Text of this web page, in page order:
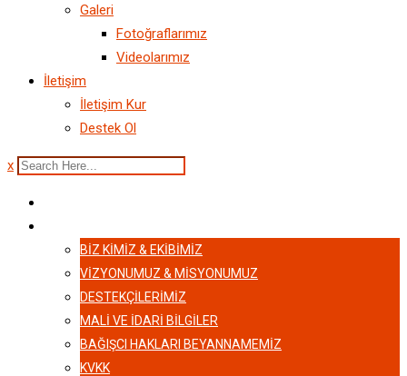
Galeri
Fotoğraflarımız
Videolarımız
İletişim
İletişim Kur
Destek Ol
x
BIZ KIMIZ & EKIBIMIZ
VİZYONUMUZ & MİSYONUMUZ
DESTEKÇILERIMIZ
MALI VE İDARI BILGILER
BAĞIŞCI HAKLARI BEYANNAMEMIZ
KVKK